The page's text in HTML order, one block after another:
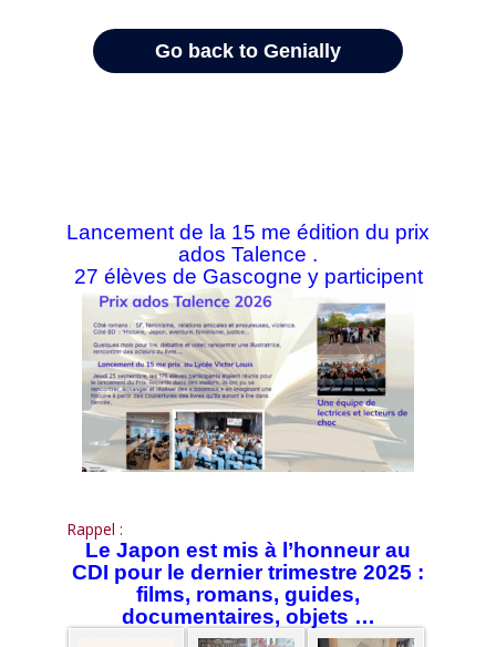
Lancement de la 15 me édition du prix
ados Talence .
27 élèves de Gascogne y participent
Rappel :
Le Japon est mis à l’honneur au
CDI pour le dernier trimestre 2025 :
films, romans, guides,
documentaires, objets …